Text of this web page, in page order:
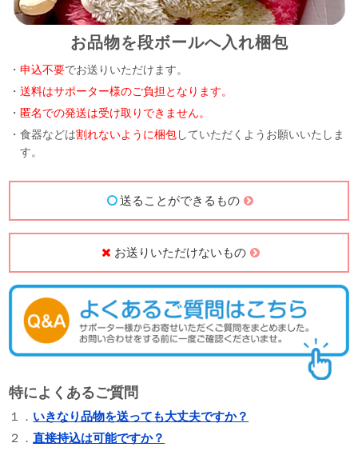
お品物を段ボールへ入れ梱包
・申込不要でお送りいただけます。
・送料はサポーター様のご負担となります。
・ 匿名での発送は受け取りできません。
・食器などは割れないように梱包していただくようお願いいたしま
す。
送ることができるもの
お送りいただけないもの
特によくあるご質問
１． いきなり品物を送っても大丈夫ですか？
２．直接持込は可能ですか？